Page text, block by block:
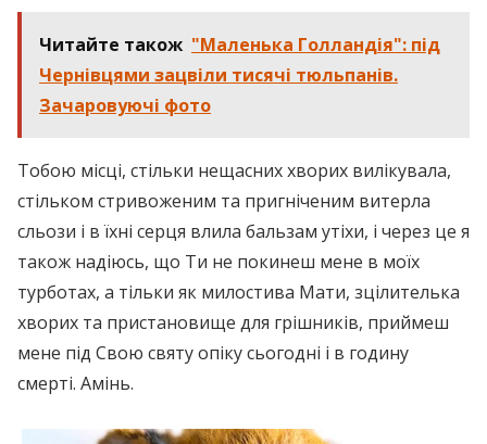
Читайте також "Маленька Голландія": під
Чернівцями зацвіли тисячі тюльпанів.
Зачаровуючі фото
Тобою місці, стільки нещасних хворих вилікувала,
стільком стривоженим та пригніченим витерла
сльози і в їхні серця влила бальзам утіхи, і через це я
також надіюсь, що Ти не покинеш мене в моїх
турботах, а тільки як милостива Мати, зцілителька
хворих та пристановище для грішників, приймеш
мене під Свою святу опіку сьогодні і в годину
смерті. Амінь.